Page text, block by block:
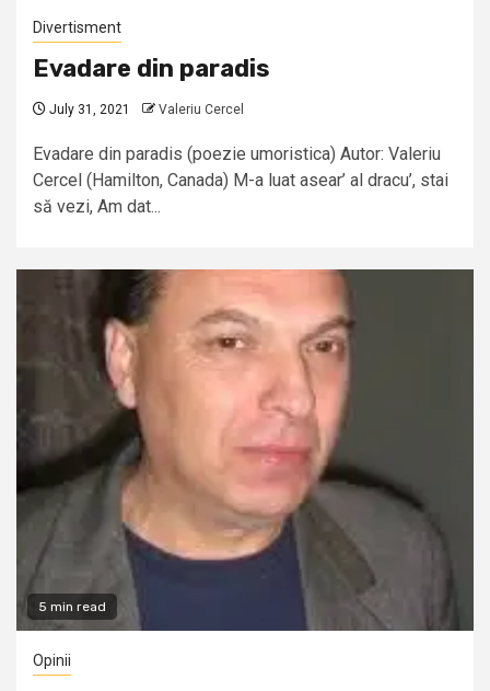
Divertisment
Evadare din paradis
July 31, 2021 Valeriu Cercel
Evadare din paradis (poezie umoristica) Autor: Valeriu
Cercel (Hamilton, Canada) M-a luat asear’ al dracu’, stai
să vezi, Am dat...
5 min read
Opinii